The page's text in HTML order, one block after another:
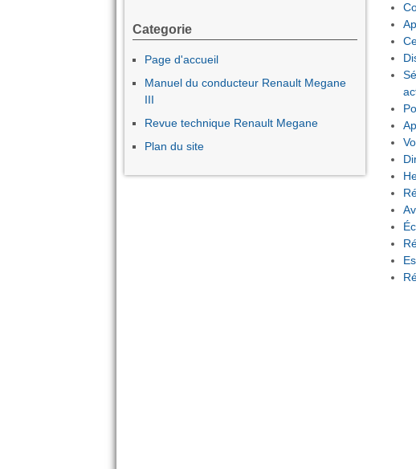
Categorie
Page d'accueil
Manuel du conducteur Renault Megane
III
Revue technique Renault Megane
Plan du site